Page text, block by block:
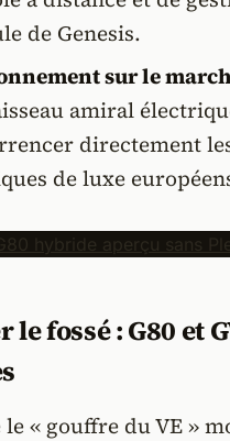
de Genesis.
sur le
amiral
directement
de luxe
le fossé : G80 et
« gouffre du VE »